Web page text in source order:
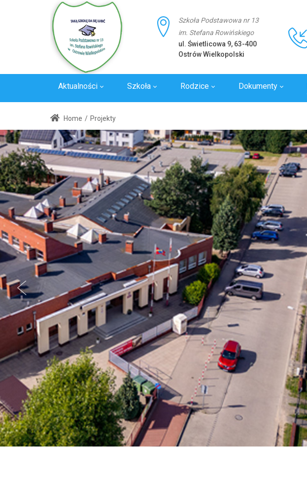
Szkoła Podstawowa nr 13
im. Stefana Rowińskiego
ul. Świetlicowa 9, 63-400
Ostrów Wielkopolski
Aktualności Szkoła Rodzice Dokumenty
Home / Projekty